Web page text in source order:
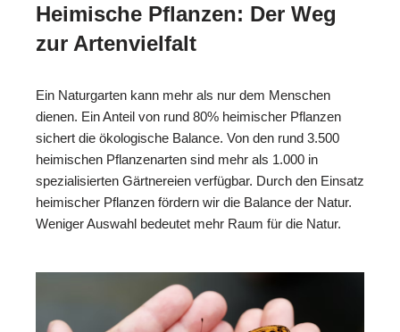
Heimische Pflanzen: Der Weg
zur Artenvielfalt
Ein Naturgarten kann mehr als nur dem Menschen
dienen. Ein Anteil von rund 80% heimischer Pflanzen
sichert die ökologische Balance. Von den rund 3.500
heimischen Pflanzenarten sind mehr als 1.000 in
spezialisierten Gärtnereien verfügbar. Durch den Einsatz
heimischer Pflanzen fördern wir die Balance der Natur.
Weniger Auswahl bedeutet mehr Raum für die Natur.